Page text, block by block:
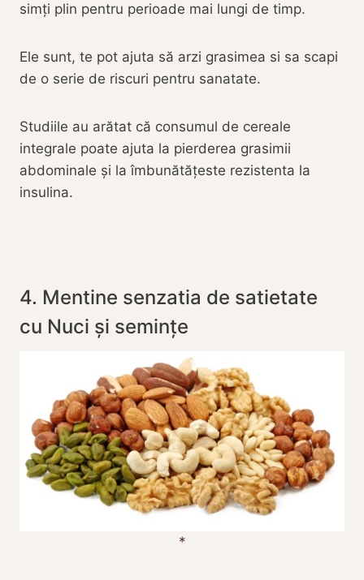
simți plin pentru perioade mai lungi de timp.
Ele sunt, te pot ajuta să arzi grasimea si sa scapi
de o serie de riscuri pentru sanatate.
Studiile au arătat că consumul de cereale
integrale poate ajuta la pierderea grasimii
abdominale și la îmbunătățeste rezistenta la
insulina.
4. Mentine senzatia de satietate
cu Nuci și semințe